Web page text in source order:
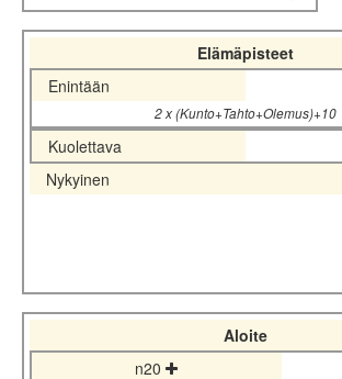
Elämäpisteet
Enintään
2 x (Kunto+Tahto+Olemus)+10
Kuolettava
Nykyinen
Aloite
n20